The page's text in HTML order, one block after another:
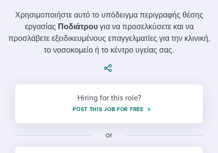
Mobilizing AI in my work
Evaluating candidates
Working together with others
Maintaining hiring pipelines
Developing & retaining people
Ensuring compliance
Finding and attracting people
Job description templates
Policy templates
Onboarding checklists
Step-by-step tutorials
Free ebooks & reports
I WANT TO LEARN ABOUT...
Pay & benefits
Career development
Modern working life
Attend webinars & events
Workable customer stories
Explore Workable
Request a demo
Start a free trial
Χρησιμοποιήστε αυτό το υπόδειγμα περιγραφής θέσης
εργασίας Ποδιάτρουγια να προσελκύσετε και να
προσλάβετε εξειδικευμένους επαγγελματίες για την κλινική,
το νοσοκομείο ή το κέντρο υγείας σας.
Hiring for this role?
POST THIS JOB FOR FREE
or